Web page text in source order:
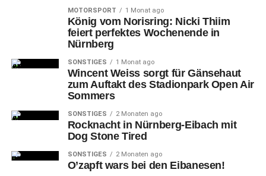
des 1. FCN) verhinderte immerhin eine Verkürzung des
Vorsprungs von sechs Zählern auf Relegationsplatz 16,
wiewohl der Abstand auf den ersten Abstiegsplatz von
acht um zwei Punkte schrumpfte.
MOTORSPORT 1 Monat ago
König vom Norisring: Nicki Thiim
feiert perfektes Wochenende in
Nürnberg
SONSTIGES 1 Monat ago
Wincent Weiss sorgt für Gänsehaut
zum Auftakt des Stadionpark Open Air
Sommers
SONSTIGES 2 Monaten ago
Rocknacht in Nürnberg-Eibach mit
Dog Stone Tired
SONSTIGES 2 Monaten ago
O’zapft wars bei den Eibanesen!